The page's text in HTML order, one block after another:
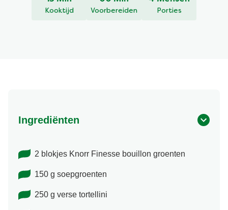
Kooktijd Voorbereiden Porties
Ingrediënten
2 blokjes Knorr Finesse bouillon groenten
150 g soepgroenten
250 g verse tortellini